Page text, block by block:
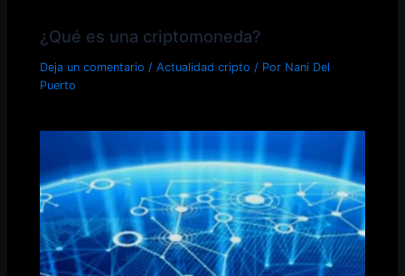
¿Qué es una criptomoneda?
Deja un comentario /Actualidad cripto / Por Nani Del
Puerto